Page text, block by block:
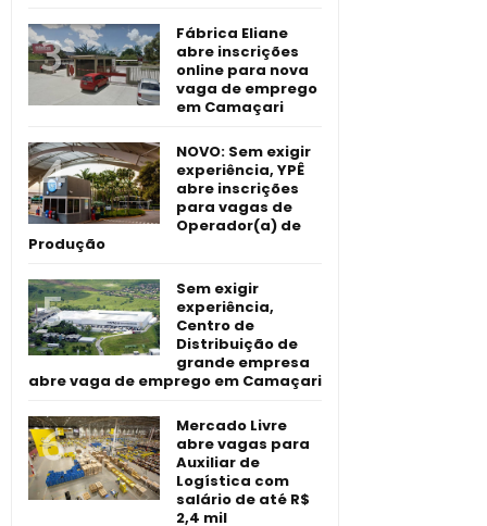
Fábrica Eliane
abre inscrições
online para nova
vaga de emprego
em Camaçari
NOVO: Sem exigir
experiência, YPÊ
abre inscrições
para vagas de
Operador(a) de
Produção
Sem exigir
experiência,
Centro de
Distribuição de
grande empresa
abre vaga de emprego em Camaçari
Mercado Livre
abre vagas para
Auxiliar de
Logística com
salário de até R$
2,4 mil